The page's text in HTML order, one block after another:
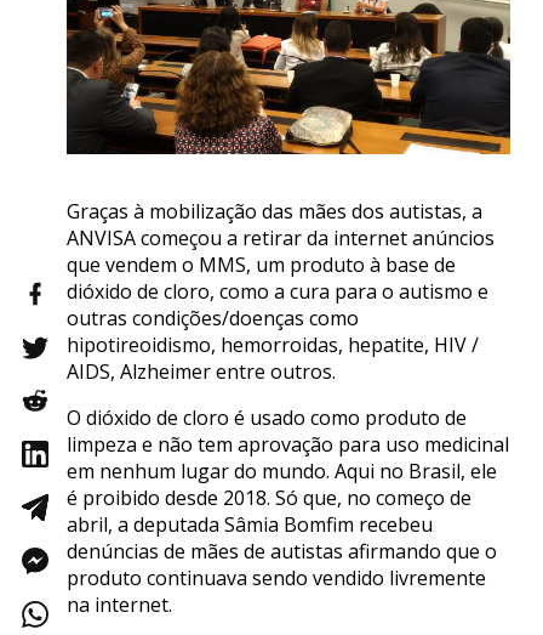
Graças à mobilização das mães dos autistas, a
ANVISA começou a retirar da internet anúncios
que vendem o MMS, um produto à base de
dióxido de cloro, como a cura para o autismo e
outras condições/doenças como
hipotireoidismo, hemorroidas, hepatite, HIV /
AIDS, Alzheimer entre outros.
O dióxido de cloro é usado como produto de
limpeza e não tem aprovação para uso medicinal
em nenhum lugar do mundo. Aqui no Brasil, ele
é proibido desde 2018. Só que, no começo de
abril, a deputada Sâmia Bomfim recebeu
denúncias de mães de autistas afirmando que o
produto continuava sendo vendido livremente
na internet.